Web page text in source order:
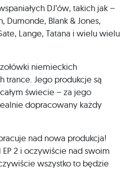
DJ’ów, takich jak –
Dumonde, Blank & Jones,
Lange, Tatana i wielu wielu
niemieckich
Jego produkcje są
świecie – za jego
dopracowany każdy
nad nowa produkcja!
2 i oczywiście nad swoim
wszystko to będzie